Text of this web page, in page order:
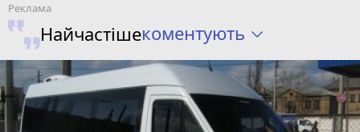
Найчастішекоментують